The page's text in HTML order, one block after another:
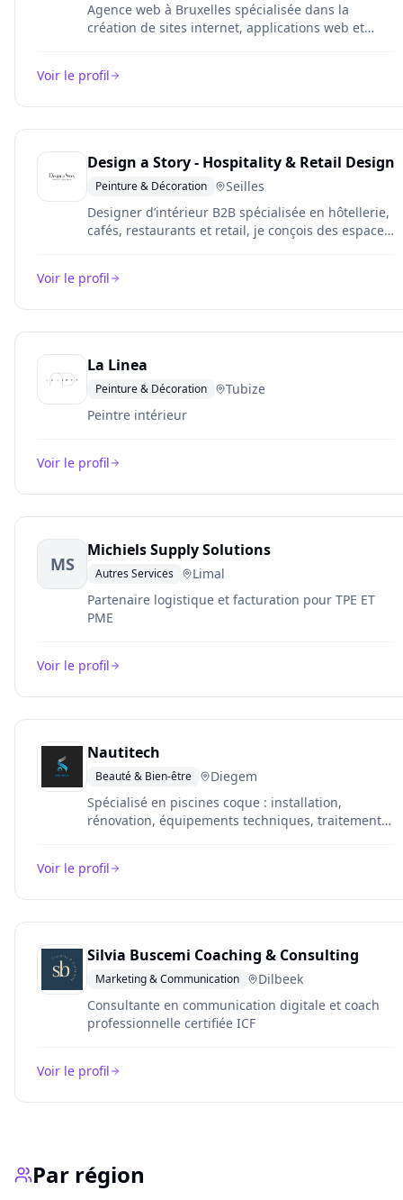
Agence web à Bruxelles spécialisée dans la
création de sites internet, applications web et
Voir le profil
Design a Story - Hospitality & Retail Design
Peinture & Décoration
Seilles
Designer d’intérieur B2B spécialisée en hôtellerie,
cafés, restaurants et retail, je conçois des espaces
esthétiques et à forte valeur ajoutée pour chaque
Voir le profil
La Linea
Peinture & Décoration
Tubize
Peintre intérieur
Voir le profil
MS
Michiels Supply Solutions
Autres Services
Limal
Partenaire logistique et facturation pour TPE ET
PME
Voir le profil
Nautitech
Beauté & Bien-être
Diegem
Spécialisé en piscines coque : installation,
rénovation, équipements techniques, traitement
Voir le profil
Silvia Buscemi Coaching & Consulting
Marketing & Communication
Dilbeek
Consultante en communication digitale et coach
professionnelle certifiée ICF
Voir le profil
Par région